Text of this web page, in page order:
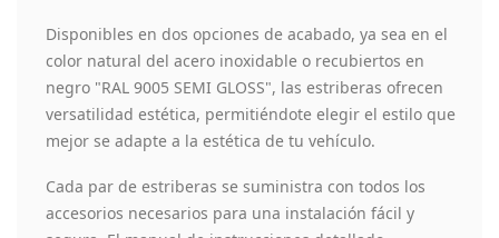
Disponibles en dos opciones de acabado, ya sea en el
color natural del acero inoxidable o recubiertos en
negro "RAL 9005 SEMI GLOSS", las estriberas ofrecen
versatilidad estética, permitiéndote elegir el estilo que
mejor se adapte a la estética de tu vehículo.
Cada par de estriberas se suministra con todos los
accesorios necesarios para una instalación fácil y